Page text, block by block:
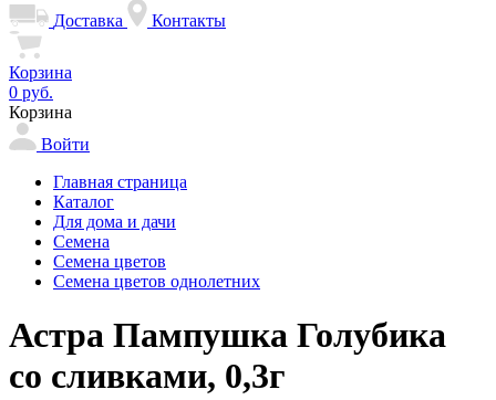
Доставка
Контакты
Корзина
0 руб.
Корзина
Войти
Главная страница
Каталог
Для дома и дачи
Семена
Семена цветов
Семена цветов однолетних
Астра Пампушка Голубика
со сливками, 0,3г